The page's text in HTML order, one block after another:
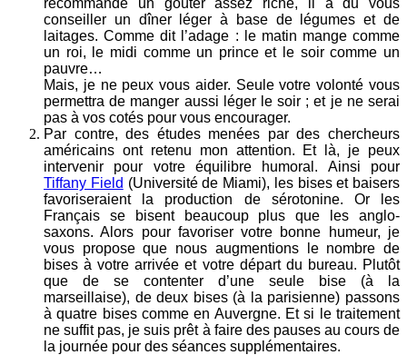
conseiller un dîner léger à base de légumes et de
laitages. Comme dit l’adage : le matin mange comme
un roi, le midi comme un prince et le soir comme un
pauvre…
Mais, je ne peux vous aider. Seule votre volonté vous
permettra de manger aussi léger le soir ; et je ne serai
pas à vos cotés pour vous encourager.
Par contre, des études menées par des chercheurs
américains ont retenu mon attention. Et là, je peux
intervenir pour votre équilibre humoral. Ainsi pour
Tiffany Field (Université de Miami), les bises et baisers
favoriseraient la production de sérotonine. Or les
Français se bisent beaucoup plus que les anglo-
saxons. Alors pour favoriser votre bonne humeur, je
vous propose que nous augmentions le nombre de
bises à votre arrivée et votre départ du bureau. Plutôt
que de se contenter d’une seule bise (à la
marseillaise), de deux bises (à la parisienne) passons
à quatre bises comme en Auvergne. Et si le traitement
ne suffit pas, je suis prêt à faire des pauses au cours de
la journée pour des séances supplémentaires.